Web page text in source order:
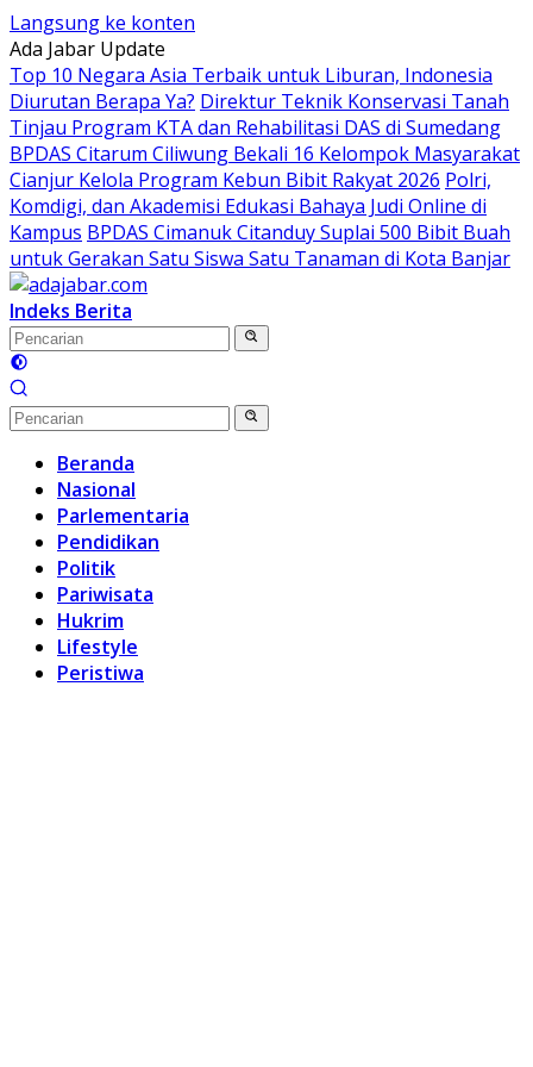
Langsung ke konten
Ada Jabar Update
Top 10 Negara Asia Terbaik untuk Liburan, Indonesia
Diurutan Berapa Ya? Direktur Teknik Konservasi Tanah
Tinjau Program KTA dan Rehabilitasi DAS di Sumedang
BPDAS Citarum Ciliwung Bekali 16 Kelompok Masyarakat
Cianjur Kelola Program Kebun Bibit Rakyat 2026 Polri,
Komdigi, dan Akademisi Edukasi Bahaya Judi Online di
Kampus BPDAS Cimanuk Citanduy Suplai 500 Bibit Buah
untuk Gerakan Satu Siswa Satu Tanaman di Kota Banjar
Indeks Berita
Beranda
Nasional
Parlementaria
Pendidikan
Politik
Pariwisata
Hukrim
Lifestyle
Peristiwa